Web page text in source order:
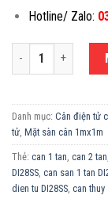
Hotline/ Zalo:
CÂN ĐIỆN TỬ
Danh mục: Cân điện tử
tử Mặt sàn cân 1mx1m
Thẻ: can 1 tan can 2 tan
DI28SS can san 1 tan
dien tu DI28SS can thuy